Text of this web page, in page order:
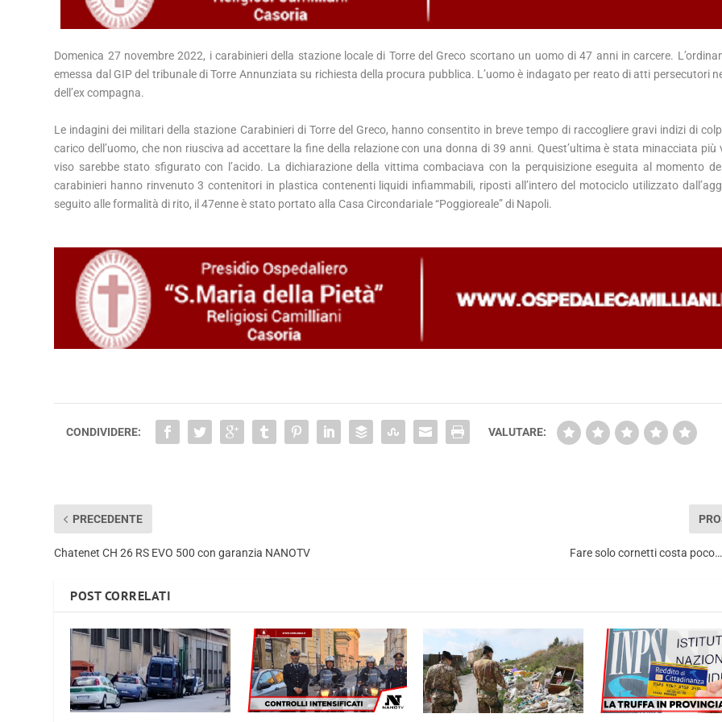
Domenica 27 novembre 2022, i carabinieri della stazione locale di Torre del Greco scortano un uomo di 47 anni in carcere.
emessa dal GIP del tribunale di Torre Annunziata su richiesta della procura pubblica. L’uomo è indagato per reato di atti persecutori
dell’ex compagna.
Le indagini dei militari della stazione Carabinieri di Torre del Greco, hanno consentito in breve tempo di raccogliere gravi indizi di
carico dell’uomo, che non riusciva ad accettare la fine della relazione con una donna di 39 anni. Quest’ultima è stata minacciata più
viso sarebbe stato sfigurato con l’acido. La dichiarazione della vittima combaciava con la perquisizione eseguita al momento
carabinieri hanno rinvenuto 3 contenitori in plastica contenenti liquidi infiammabili, riposti all’intero del motociclo utilizzato
seguito alle formalità di rito, il 47enne è stato portato alla Casa Circondariale “Poggioreale” di Napoli.
CONDIVIDERE: VALUTARE:
PRECEDENTE
Chatenet CH 26 RS EVO 500 con garanzia NANOTV Fare solo cornetti costa
POST CORRELATI